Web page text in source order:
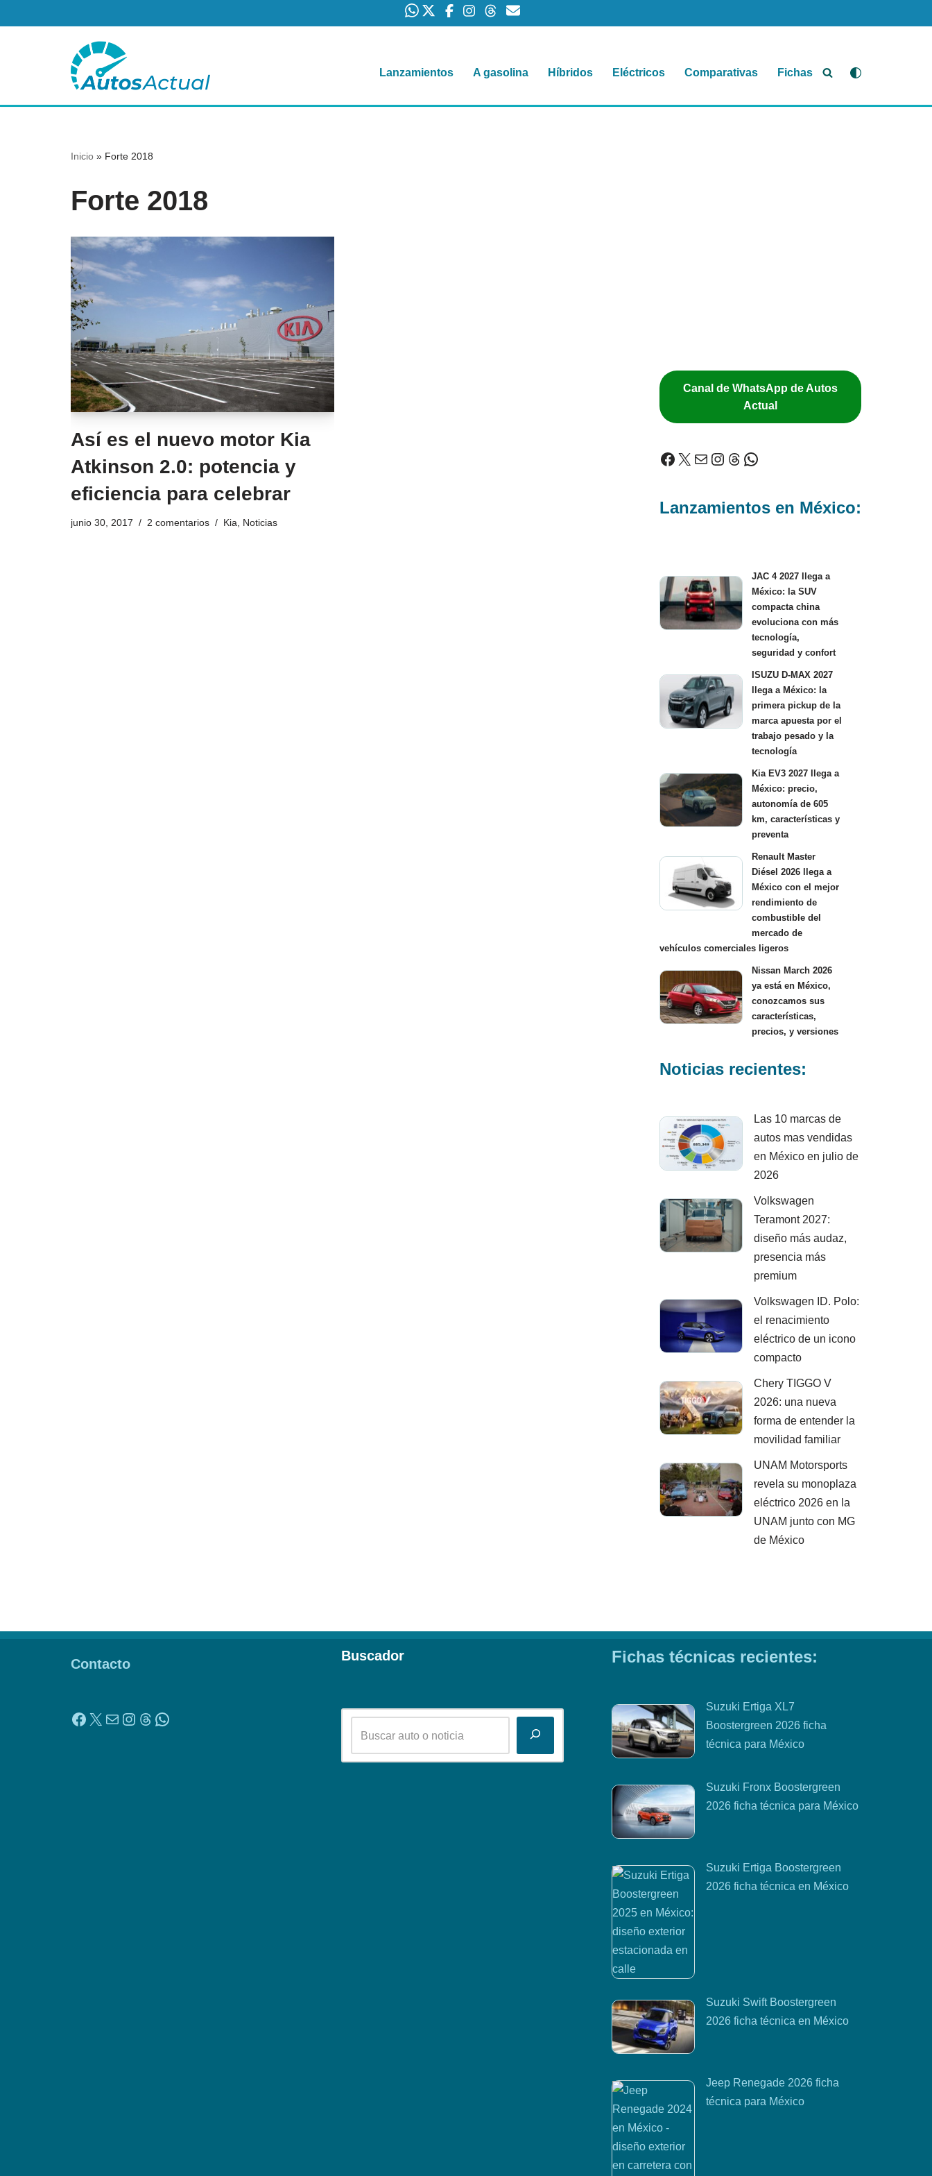
contenido
Lanzamientos A gasolina Híbridos Eléctricos Comparativas Fichas
Inicio » Forte 2018
Forte 2018
Así es el nuevo motor Kia
Atkinson 2.0: potencia y
eficiencia para celebrar
junio 30, 2017 2 comentarios Kia, Noticias
Canal de WhatsApp de Autos
Actual
Lanzamientos en México:
JAC 4 2027 llega a
México: la SUV
compacta china
evoluciona con más
tecnología,
seguridad y confort
ISUZU D-MAX 2027
llega a México: la
primera pickup de la
marca apuesta por el
trabajo pesado y la
tecnología
Kia EV3 2027 llega a
México: precio,
autonomía de 605
km, características y
preventa
Renault Master
Diésel 2026 llega a
México con el mejor
rendimiento de
combustible del
mercado de
vehículos comerciales ligeros
Nissan March 2026
ya está en México,
conozcamos sus
características,
precios, y versiones
Noticias recientes:
Las 10 marcas de
autos mas vendidas
en México en julio de
2026
Volkswagen
Teramont 2027:
diseño más audaz,
presencia más
premium
Volkswagen ID. Polo:
el renacimiento
eléctrico de un icono
compacto
Chery TIGGO V
2026: una nueva
forma de entender la
movilidad familiar
UNAM Motorsports
revela su monoplaza
eléctrico 2026 en la
UNAM junto con MG
de México
Contacto
Buscador Fichas técnicas recientes:
Suzuki Ertiga XL7
Boostergreen 2026 ficha
técnica para México
Suzuki Fronx Boostergreen
2026 ficha técnica para México
Suzuki Ertiga Boostergreen
2026 ficha técnica en México
Suzuki Swift Boostergreen
2026 ficha técnica en México
Jeep Renegade 2026 ficha
técnica para México